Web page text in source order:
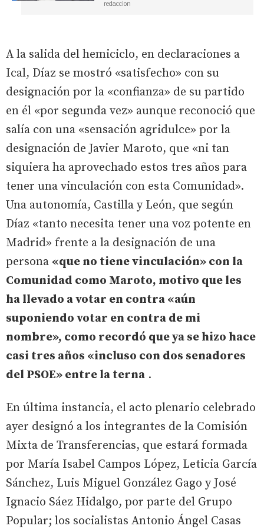
redaccion
A la salida del hemiciclo, en declaraciones a
Ical, Díaz se mostró «satisfecho» con su
designación por la «confianza» de su partido
en él «por segunda vez» aunque reconoció que
salía con una «sensación agridulce» por la
designación de Javier Maroto, que «ni tan
siquiera ha aprovechado estos tres años para
tener una vinculación con esta Comunidad».
Una autonomía, Castilla y León, que según
Díaz «tanto necesita tener una voz potente en
Madrid» frente a la designación de una
persona «que no tiene vinculación» con la
Comunidad como Maroto, motivo que les
ha llevado a votar en contra «aún
suponiendo votar en contra de mi
nombre», como recordó que ya se hizo hace
casi tres años «incluso con dos senadores
del PSOE» entre la terna .
En última instancia, el acto plenario celebrado
ayer designó a los integrantes de la Comisión
Mixta de Transferencias, que estará formada
por María Isabel Campos López, Leticia García
Sánchez, Luis Miguel González Gago y José
Ignacio Sáez Hidalgo, por parte del Grupo
Popular; los socialistas Antonio Ángel Casas